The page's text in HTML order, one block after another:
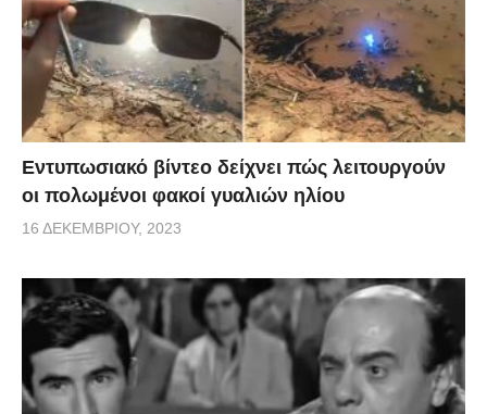
Εντυπωσιακό βίντεο δείχνει πώς λειτουργούν
οι πολωμένοι φακοί γυαλιών ηλίου
16 ΔΕΚΕΜΒΡΊΟΥ, 2023